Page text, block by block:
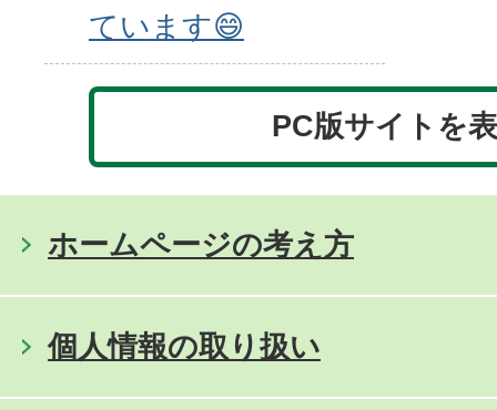
ています😄
PC版サイトを
ホームページの考え方
個人情報の取り扱い